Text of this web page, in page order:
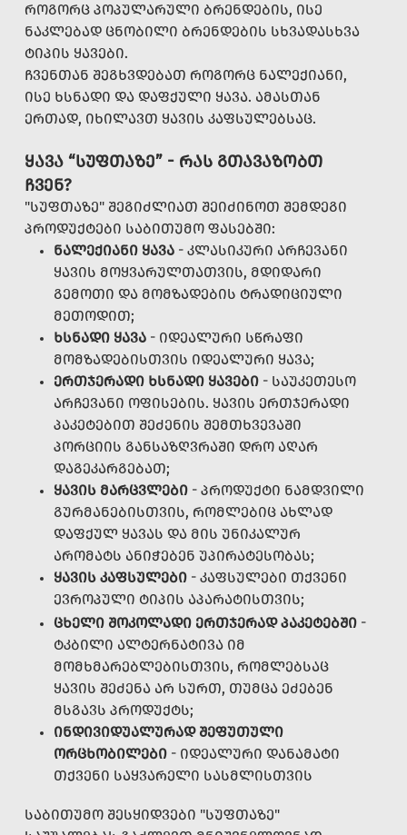
ᲠᲝᲒᲝᲠᲪ ᲞᲝᲞᲣᲚᲐᲠᲣᲚᲘ ᲑᲠᲔᲜᲓᲔᲑᲘᲡ, ᲘᲡᲔ
ᲜᲐᲙᲚᲔᲑᲐᲓ ᲪᲜᲝᲑᲘᲚᲘ ᲑᲠᲔᲜᲓᲔᲑᲘᲡ ᲡᲮᲕᲐᲓᲐᲡᲮᲕᲐ
ᲢᲘᲞᲘᲡ ᲧᲐᲕᲔᲑᲘ.
ᲩᲕᲔᲜᲗᲐᲜ ᲨᲔᲒᲮᲕᲓᲔᲑᲐᲗ ᲠᲝᲒᲝᲠᲪ ᲜᲐᲚᲔᲥᲘᲐᲜᲘ,
ᲘᲡᲔ ᲮᲡᲜᲐᲓᲘ ᲓᲐ ᲓᲐᲤᲥᲣᲚᲘ ᲧᲐᲕᲐ. ᲐᲛᲐᲡᲗᲐᲜ
ᲔᲠᲗᲐᲓ, ᲘᲮᲘᲚᲐᲕᲗ ᲧᲐᲕᲘᲡ ᲙᲐᲤᲡᲣᲚᲔᲑᲡᲐᲪ.
ᲧᲐᲕᲐ “ᲡᲣᲤᲗᲐᲖᲔ” - ᲠᲐᲡ ᲒᲗᲐᲕᲐᲖᲝᲑᲗ
ᲩᲕᲔᲜ?
"ᲡᲣᲤᲗᲐᲖᲔ" ᲨᲔᲒᲘᲫᲚᲘᲐᲗ ᲨᲔᲘᲫᲘᲜᲝᲗ ᲨᲔᲛᲓᲔᲒᲘ
ᲞᲠᲝᲓᲣᲥᲢᲔᲑᲘ ᲡᲐᲑᲘᲗᲣᲛᲝ ᲤᲐᲡᲔᲑᲨᲘ:
ᲜᲐᲚᲔᲥᲘᲐᲜᲘ ᲧᲐᲕᲐ - ᲙᲚᲐᲡᲘᲙᲣᲠᲘ ᲐᲠᲩᲔᲕᲐᲜᲘ
ᲧᲐᲕᲘᲡ ᲛᲝᲧᲕᲐᲠᲣᲚᲗᲐᲗᲕᲘᲡ, ᲛᲓᲘᲓᲐᲠᲘ
ᲒᲔᲛᲝᲗᲘ ᲓᲐ ᲛᲝᲛᲖᲐᲓᲔᲑᲘᲡ ᲢᲠᲐᲓᲘᲪᲘᲣᲚᲘ
ᲛᲔᲗᲝᲓᲘᲗ;
ᲮᲡᲜᲐᲓᲘ ᲧᲐᲕᲐ - ᲘᲓᲔᲐᲚᲣᲠᲘ ᲡᲬᲠᲐᲤᲘ
ᲛᲝᲛᲖᲐᲓᲔᲑᲘᲡᲗᲕᲘᲡ ᲘᲓᲔᲐᲚᲣᲠᲘ ᲧᲐᲕᲐ;
ᲔᲠᲗᲯᲔᲠᲐᲓᲘ ᲮᲡᲜᲐᲓᲘ ᲧᲐᲕᲔᲑᲘ - ᲡᲐᲣᲙᲔᲗᲔᲡᲝ
ᲐᲠᲩᲔᲕᲐᲜᲘ ᲝᲤᲘᲡᲔᲑᲘᲡ. ᲧᲐᲕᲘᲡ ᲔᲠᲗᲯᲔᲠᲐᲓᲘ
ᲞᲐᲙᲔᲢᲔᲑᲘᲗ ᲨᲔᲫᲔᲜᲘᲡ ᲨᲔᲛᲗᲮᲕᲔᲕᲐᲨᲘ
ᲞᲝᲠᲪᲘᲘᲡ ᲒᲐᲜᲡᲐᲖᲦᲕᲠᲐᲨᲘ ᲓᲠᲝ ᲐᲦᲐᲠ
ᲓᲐᲒᲔᲙᲐᲠᲒᲔᲑᲐᲗ;
ᲧᲐᲕᲘᲡ ᲛᲐᲠᲪᲕᲚᲔᲑᲘ - ᲞᲠᲝᲓᲣᲥᲢᲘ ᲜᲐᲛᲓᲕᲘᲚᲘ
ᲒᲣᲠᲛᲐᲜᲔᲑᲘᲡᲗᲕᲘᲡ, ᲠᲝᲛᲚᲔᲑᲘᲪ ᲐᲮᲚᲐᲓ
ᲓᲐᲤᲥᲣᲚ ᲧᲐᲕᲐᲡ ᲓᲐ ᲛᲘᲡ ᲣᲜᲘᲙᲐᲚᲣᲠ
ᲐᲠᲝᲛᲐᲢᲡ ᲐᲜᲘᲭᲔᲑᲔᲜ ᲣᲞᲘᲠᲐᲢᲔᲡᲝᲑᲐᲡ;
ᲧᲐᲕᲘᲡ ᲙᲐᲤᲡᲣᲚᲔᲑᲘ - ᲙᲐᲤᲡᲣᲚᲔᲑᲘ ᲗᲥᲕᲔᲜᲘ
ᲔᲕᲠᲝᲞᲣᲚᲘ ᲢᲘᲞᲘᲡ ᲐᲞᲐᲠᲐᲢᲘᲡᲗᲕᲘᲡ;
ᲪᲮᲔᲚᲘ ᲨᲝᲙᲝᲚᲐᲓᲘ ᲔᲠᲗᲯᲔᲠᲐᲓ ᲞᲐᲙᲔᲢᲔᲑᲨᲘ -
ᲢᲙᲑᲘᲚᲘ ᲐᲚᲢᲔᲠᲜᲐᲢᲘᲕᲐ ᲘᲛ
ᲛᲝᲛᲮᲛᲐᲠᲔᲑᲚᲔᲑᲘᲡᲗᲕᲘᲡ, ᲠᲝᲛᲚᲔᲑᲡᲐᲪ
ᲧᲐᲕᲘᲡ ᲨᲔᲫᲔᲜᲐ ᲐᲠ ᲡᲣᲠᲗ, ᲗᲣᲛᲪᲐ ᲔᲫᲔᲑᲔᲜ
ᲛᲡᲒᲐᲕᲡ ᲞᲠᲝᲓᲣᲥᲢᲡ;
ᲘᲜᲓᲘᲕᲘᲓᲣᲐᲚᲣᲠᲐᲓ ᲨᲔᲤᲣᲗᲣᲚᲘ
ᲝᲠᲪᲮᲝᲑᲘᲚᲔᲑᲘ - ᲘᲓᲔᲐᲚᲣᲠᲘ ᲓᲐᲜᲐᲛᲐᲢᲘ
ᲗᲥᲕᲔᲜᲘ ᲡᲐᲧᲕᲐᲠᲔᲚᲘ ᲡᲐᲡᲛᲚᲘᲡᲗᲕᲘᲡ
ᲡᲐᲑᲘᲗᲣᲛᲝ ᲨᲔᲡᲧᲘᲓᲕᲔᲑᲘ "ᲡᲣᲤᲗᲐᲖᲔ"